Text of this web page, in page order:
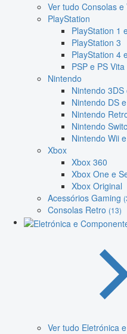
Ver tudo Consolas e
PlayStation
PlayStation 1
PlayStation 3
PlayStation 4
PSP e PS Vita
Nintendo
Nintendo 3DS
Nintendo DS
Nintendo
Nintendo
Nintendo Wii
Xbox
Xbox 360
Xbox One e
Xbox Original
Acessórios Gaming
Consolas Retro (13)
Ver tudo Eletrónica